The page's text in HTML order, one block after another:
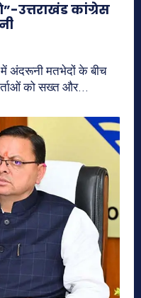
उत्तराखंड कांग्रेस
अंदरूनी मतभेदों के बीच
को सख्त और...